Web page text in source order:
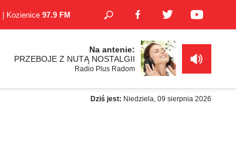
| Kozienice 97.9 FM
Na antenie:
PRZEBOJE Z NUTĄ NOSTALGII
Radio Plus Radom
Dziś jest: Niedziela, 09 sierpnia 2026